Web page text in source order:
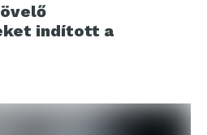
indított a